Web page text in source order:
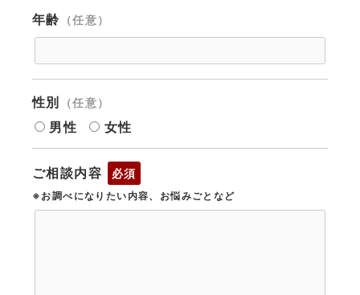
年齢 （任意）
性別 （任意）
男性 女性
ご相談内容 必須
※お調べになりたい内容、お悩みごとなど